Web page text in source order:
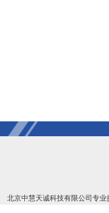
北京中慧天诚科技有限公司专业